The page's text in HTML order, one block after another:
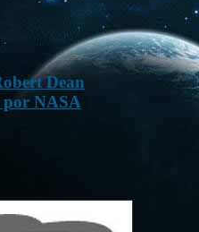
Dean
por NASA